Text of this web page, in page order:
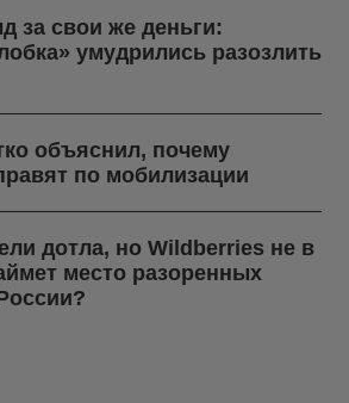
за свои же деньги:
умудрились разозлить
объяснил, почему
по мобилизации
дотла, но Wildberries не в
место разоренных